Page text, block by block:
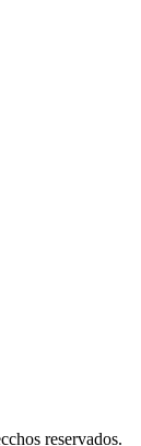
reservados.